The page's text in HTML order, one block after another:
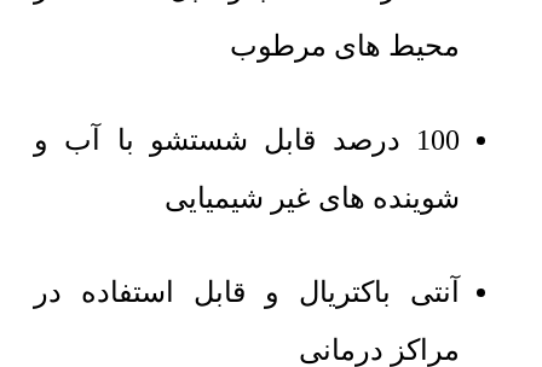
محیط های مرطوب
100 درصد قابل شستشو با آب و
شوینده های غیر شیمیایی
آنتی باکتریال و قابل استفاده در
مراکز درمانی